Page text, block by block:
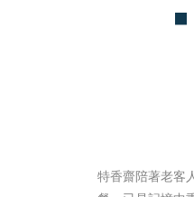
特香齋陪著老客